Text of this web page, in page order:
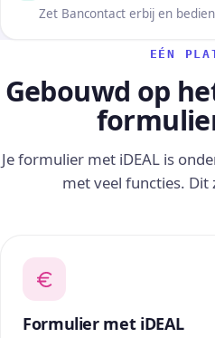
Zet Bancontact erbij en
EÉN
Gebouwd op
Je formulier met iDEAL is
met veel functies. Dit
Formulier met iDEAL